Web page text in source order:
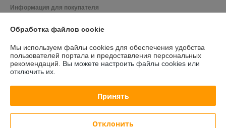
Информация для покупателя
"АльгоТрейд"
вход с правого торца здания)
Регистрационный номер ЕГР: 591019949
Регистрационный орган: Гродненский городской исполнительный
Дата регистрации компании: 07.08.2015
Обработка файлов cookie
Мы используем файлы cookies для обеспечения удобства
пользователей портала и предоставления персональных
рекомендаций. Вы можете настроить файлы cookies или
отключить их.
Принять
Отклонить